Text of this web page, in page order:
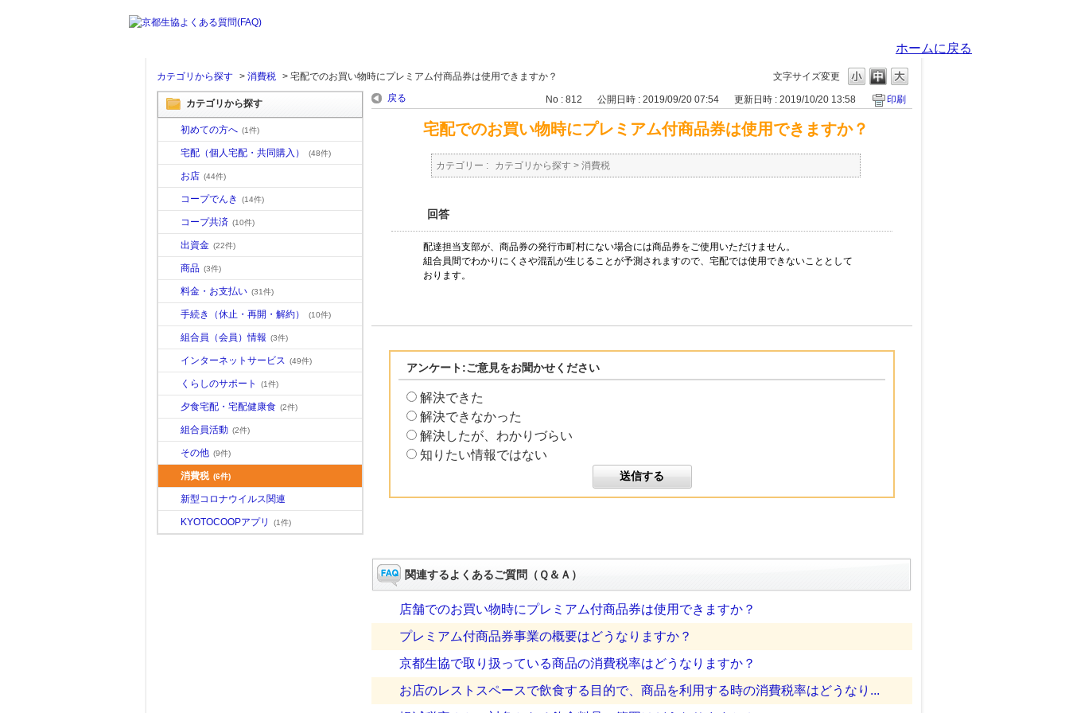
ホームに戻る
文字サイズ変更
カテゴリから探す > 消費税 > 宅配でのお買い物時にプレミアム付商品券は使用できますか？
カテゴリから探す
初めての方へ (1件)
宅配（個人宅配・共同購入） (48件)
お店 (44件)
コープでんき (14件)
コープ共済 (10件)
出資金 (22件)
商品 (3件)
料金・お支払い (31件)
手続き（休止・再開・解約） (10件)
組合員（会員）情報 (3件)
インターネットサービス (49件)
くらしのサポート (1件)
夕食宅配・宅配健康食 (2件)
組合員活動 (2件)
その他 (9件)
消費税 (6件)
新型コロナウイルス関連
KYOTOCOOPアプリ (1件)
戻る No : 812 公開日時 : 2019/09/20 07:54 更新日時 : 2019/10/20 13:58 印刷
宅配でのお買い物時にプレミアム付商品券は使用できますか？
カテゴリー : カテゴリから探す > 消費税
回答
配達担当支部が、商品券の発行市町村にない場合には商品券をご使用いただけません。
組合員間でわかりにくさや混乱が生じることが予測されますので、宅配では使用できないこととして
おります。
アンケート:ご意見をお聞かせください
解決できた
解決できなかった
解決したが、わかりづらい
知りたい情報ではない
関連するよくあるご質問（Ｑ＆Ａ）
店舗でのお買い物時にプレミアム付商品券は使用できますか？
プレミアム付商品券事業の概要はどうなりますか？
京都生協で取り扱っている商品の消費税率はどうなりますか？
お店のレストスペースで飲食する目的で、商品を利用する時の消費税率はどうなり...